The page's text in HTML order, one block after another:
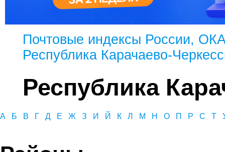
Почтовые индексы России,
Республика Карачаево-
Республика
А Б В Г Д Е Ж З И Й К Л М Н О П Р С Т